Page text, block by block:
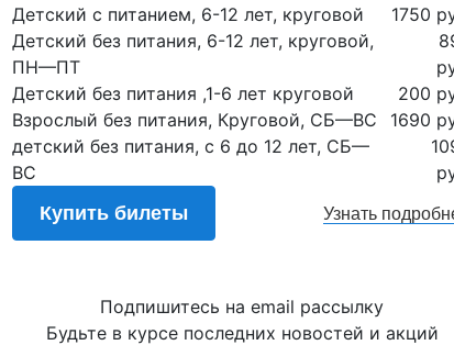
Детский с питанием, 6-12 лет, круговой
1750
Детский без питания, 6-12 лет, круговой,
ПН—ПТ
Детский без питания ,1-6 лет круговой
200
Взрослый без питания, Круговой, СБ—ВС
1690
детский без питания, с 6 до 12 лет, СБ—
ВС
Купить билеты Узнать
Подпишитесь на email рассылку
Будьте в курсе последних новостей и акций